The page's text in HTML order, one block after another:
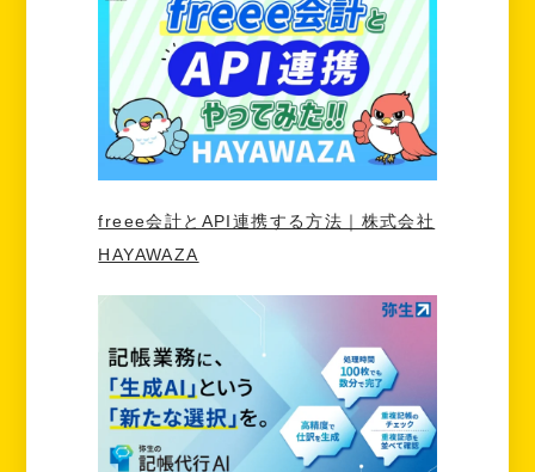
freee会計とAPI連携する方法｜株式会社
HAYAWAZA